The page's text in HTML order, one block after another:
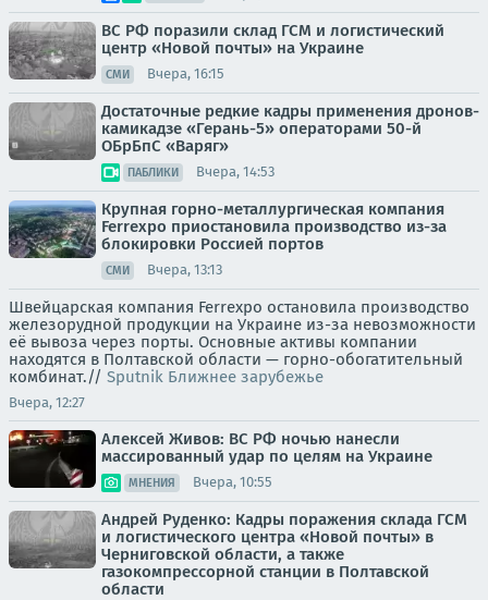
ВС РФ поразили склад ГСМ и логистический
центр «Новой почты» на Украине
СМИ Вчера, 16:15
Достаточные редкие кадры применения дронов-
камикадзе «Герань-5» операторами 50-й
ОБрБпС «Варяг»
ПАБЛИКИ Вчера, 14:53
Крупная горно-металлургическая компания
Ferrexpo приостановила производство из-за
блокировки Россией портов
СМИ Вчера, 13:13
Швейцарская компания Ferrexpo остановила производство
железорудной продукции на Украине из-за невозможности
её вывоза через порты. Основные активы компании
находятся в Полтавской области — горно-обогатительный
комбинат.// Sputnik Ближнее зарубежье
Вчера, 12:27
Алексей Живов: ВС РФ ночью нанесли
массированный удар по целям на Украине
МНЕНИЯ Вчера, 10:55
Андрей Руденко: Кадры поражения склада ГСМ
и логистического центра «Новой почты» в
Черниговской области, а также
газокомпрессорной станции в Полтавской
области